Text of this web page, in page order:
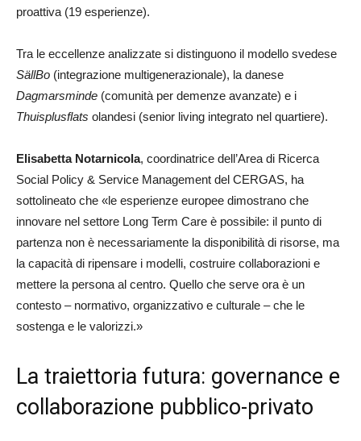
proattiva (19 esperienze).
Tra le eccellenze analizzate si distinguono il modello svedese
SällBo (integrazione multigenerazionale), la danese
Dagmarsminde (comunità per demenze avanzate) e i
Thuisplusflats olandesi (senior living integrato nel quartiere).
Elisabetta Notarnicola, coordinatrice dell’Area di Ricerca
Social Policy & Service Management del CERGAS, ha
sottolineato che «le esperienze europee dimostrano che
innovare nel settore Long Term Care è possibile: il punto di
partenza non è necessariamente la disponibilità di risorse, ma
la capacità di ripensare i modelli, costruire collaborazioni e
mettere la persona al centro. Quello che serve ora è un
contesto – normativo, organizzativo e culturale – che le
sostenga e le valorizzi.»
La traiettoria futura: governance e
collaborazione pubblico-privato